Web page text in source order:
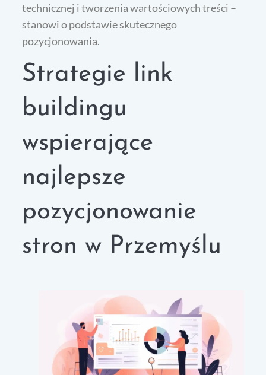
technicznej i tworzenia wartościowych treści –
stanowi o podstawie skutecznego
pozycjonowania.
Strategie link
buildingu
wspierające
najlepsze
pozycjonowanie
stron w Przemyślu